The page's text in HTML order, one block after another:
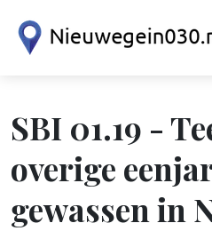
SBI 01.19 -
overige
gewassen in